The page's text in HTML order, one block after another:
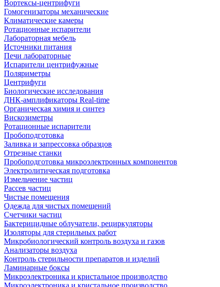
Вортексы-центрифуги
Гомогенизаторы механические
Климатические камеры
Ротационные испарители
Лабораторная мебель
Источники питания
Печи лабораторные
Испарители центрифужные
Поляриметры
Центрифуги
Биологические исследования
ДНК-амплификаторы Real-time
Органическая химия и синтез
Вискозиметры
Ротационные испарители
Пробоподготовка
Заливка и запрессовка образцов
Отрезные станки
Пробоподготовка микроэлектронных компонентов
Электролитическая подготовка
Измельчение частиц
Рассев частиц
Чистые помещения
Одежда для чистых помещений
Счетчики частиц
Бактерицидные облучатели, рециркуляторы
Изоляторы для стерильных работ
Микробиологический контроль воздуха и газов
Анализаторы воздуха
Контроль стерильности препаратов и изделий
Ламинарные боксы
Микроэлектроника и кристальное производство
Микроэлектроника и кристальное производство